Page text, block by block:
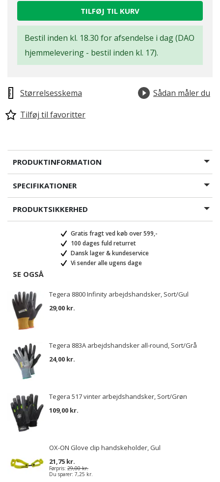
TILFØJ TIL KURV
Bestil inden kl. 18.30 for afsendelse i dag (DAO
hjemmelevering - bestil inden kl. 17).
Størrelsesskema
Sådan måler du
Tilføj til favoritter
PRODUKTINFORMATION
SPECIFIKATIONER
PRODUKTSIKKERHED
Gratis fragt ved køb over 599,-
100 dages fuld returret
Dansk lager & kundeservice
Vi sender alle ugens dage
SE OGSÅ
Tegera 8800 Infinity arbejdshandsker, Sort/Gul
29,00 kr.
Tegera 883A arbejdshandsker all-round, Sort/Grå
24,00 kr.
Tegera 517 vinter arbejdshandsker, Sort/Grøn
109,00 kr.
OX-ON Glove clip handskeholder, Gul
21,75 kr.
Førpris: 29,00 kr.
Du sparer: 7,25 kr.